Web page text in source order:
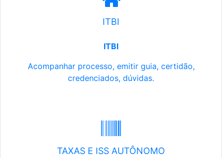
ITBI
ITBI
Acompanhar processo, emitir guia, certidão,
credenciados, dúvidas.
TAXAS E ISS AUTÔNOMO